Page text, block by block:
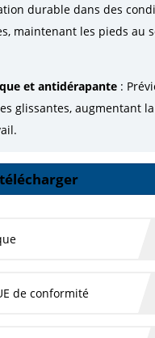
durable dans des
maintenant les pieds au
et antidérapante :
glissantes, augmentant
de conformité